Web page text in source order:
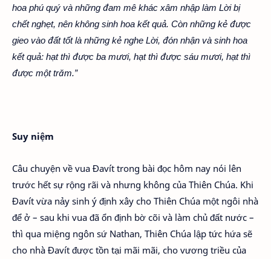
hoa phú quý và những đam mê khác xâm nhập làm Lời bị
chết nghẹt, nên không sinh hoa kết quả. Còn những kẻ được
gieo vào đất tốt là những kẻ nghe Lời, đón nhận và sinh hoa
kết quả: hạt thì được ba mươi, hạt thì được sáu mươi, hạt thì
được một trăm.”
Suy niệm
Câu chuyện về vua Đavít trong bài đọc hôm nay nói lên
trước hết sự rộng rãi và nhưng không của Thiên Chúa. Khi
Đavít vừa nảy sinh ý định xây cho Thiên Chúa một ngôi nhà
để ở – sau khi vua đã ổn định bờ cõi và làm chủ đất nước –
thì qua miệng ngôn sứ Nathan, Thiên Chúa lập tức hứa sẽ
cho nhà Đavít được tồn tại mãi mãi, cho vương triều của